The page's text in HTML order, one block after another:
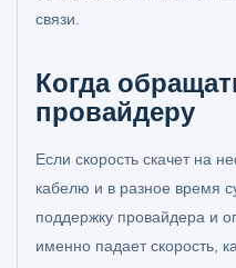
связи.
Когда
провайдеру
Если скорость скачет на
кабелю и в разное время
поддержку провайдера и
именно падает скорость,